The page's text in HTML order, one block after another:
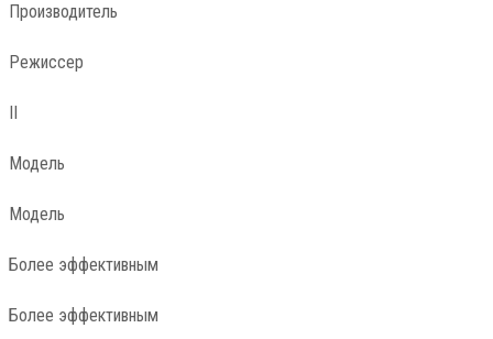
Производитель
Режиссер
II
Модель
Модель
Более эффективным
Более эффективным